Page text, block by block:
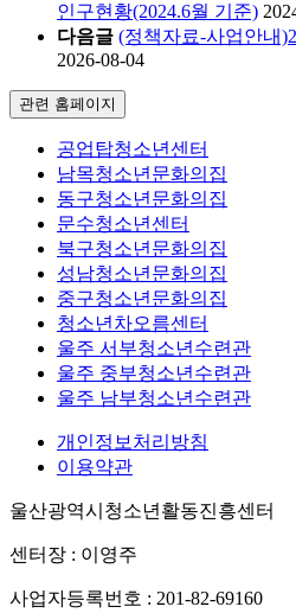
인구현황(2024.6월 기준)
다음글 (정책자료-사업안내
2026-08-04
관련 홈페이지
공업탑청소년센터
남목청소년문화의집
동구청소년문화의집
문수청소년센터
북구청소년문화의집
성남청소년문화의집
중구청소년문화의집
청소년차오름센터
울주 서부청소년수련관
울주 중부청소년수련관
울주 남부청소년수련관
개인정보처리방침
이용약관
울산광역시청소년활동진흥센터
센터장 : 이영주
사업자등록번호 : 201-82-69160